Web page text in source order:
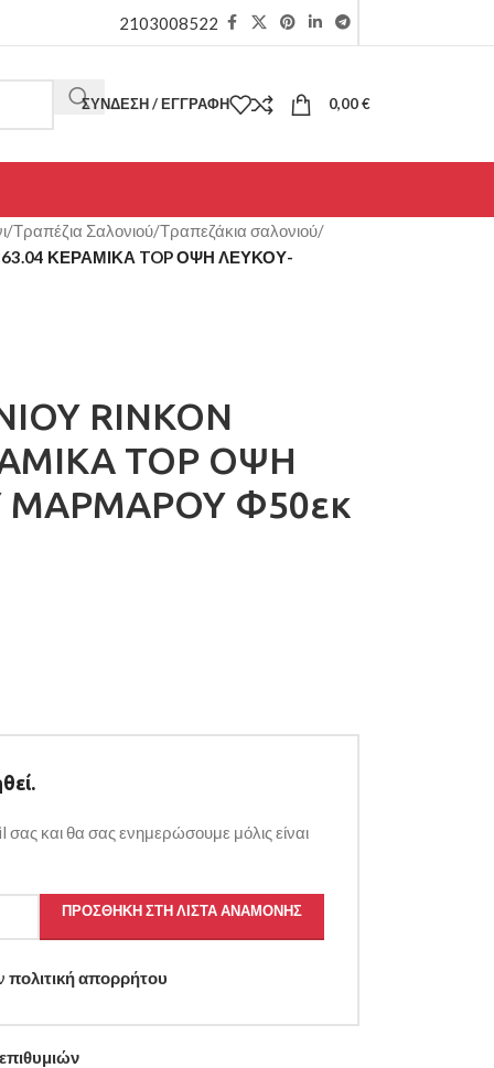
2103008522
ΣΎΝΔΕΣΗ / ΕΓΓΡΑΦΉ 0,00€
/Τραπέζια Σαλονιού/Τραπεζάκια σαλονιού/
ΚΕΡΑΜΙΚΑ TOP ΟΨΗ ΛΕΥΚΟΥ-
RINKON
TOP ΟΨΗ
ΜΑΡΜΑΡΟΥ Φ50εκ
και θα σας ενημερώσουμε μόλις είναι
ΠΡΟΣΘΉΚΗ ΣΤΗ ΛΊΣΤΑ ΑΝΑΜΟΝΉΣ
πολιτική απορρήτου